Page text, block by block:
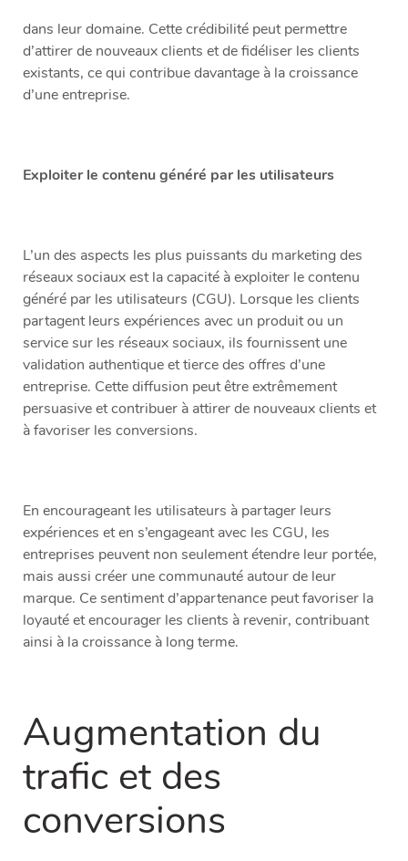
dans leur domaine. Cette crédibilité peut permettre
d’attirer de nouveaux clients et de fidéliser les clients
existants, ce qui contribue davantage à la croissance
d’une entreprise.
Exploiter le contenu généré par les utilisateurs
L’un des aspects les plus puissants du marketing des
réseaux sociaux est la capacité à exploiter le contenu
généré par les utilisateurs (CGU). Lorsque les clients
partagent leurs expériences avec un produit ou un
service sur les réseaux sociaux, ils fournissent une
validation authentique et tierce des offres d’une
entreprise. Cette diffusion peut être extrêmement
persuasive et contribuer à attirer de nouveaux clients et
à favoriser les conversions.
En encourageant les utilisateurs à partager leurs
expériences et en s’engageant avec les CGU, les
entreprises peuvent non seulement étendre leur portée,
mais aussi créer une communauté autour de leur
marque. Ce sentiment d’appartenance peut favoriser la
loyauté et encourager les clients à revenir, contribuant
ainsi à la croissance à long terme.
Augmentation du
trafic et des
conversions